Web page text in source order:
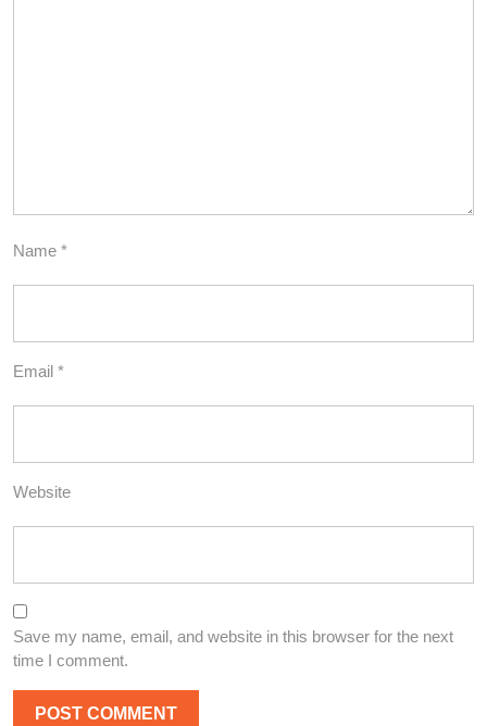
Name *
Email *
Website
Save my name, email, and website in this browser for the next
time I comment.